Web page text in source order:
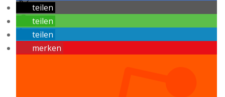
teilen
teilen
teilen
merken